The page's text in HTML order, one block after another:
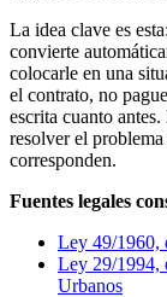
La idea clave es
convierte
colocarle en una
el contrato, no
escrita cuanto
resolver el
corresponden.
Fuentes legales
Ley 49/1960,
Ley 29/1994,
Urbanos